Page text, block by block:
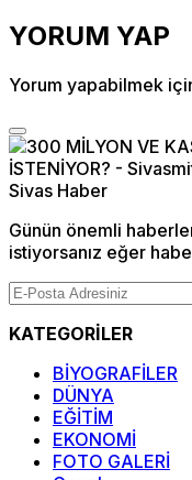
YORUM YAP
Yorum yapabilmek
Günün önemli
istiyorsanız eğer
KATEGORİLER
BİYOGRAFİLER
DÜNYA
EĞİTİM
EKONOMİ
FOTO GALERİ